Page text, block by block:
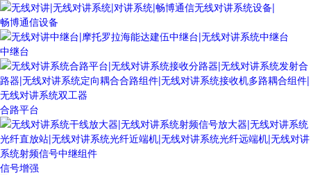
畅博通信设备
中继台
合路平台
信号增强